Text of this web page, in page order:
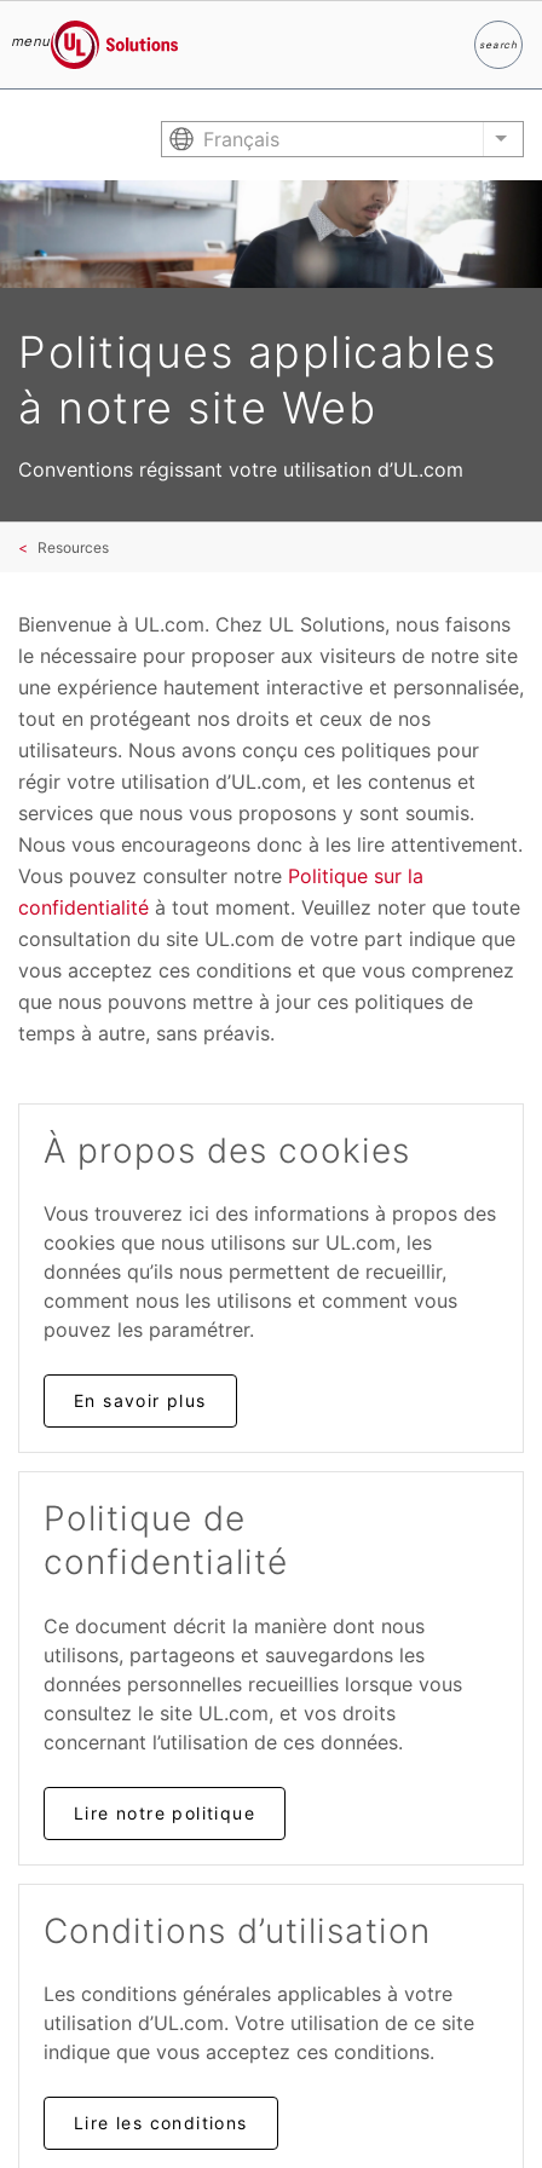
menu
UL Solutions
searchSearch
Français List
Politiques applicables
à notre site Web
Conventions régissant votre utilisation d’UL.com
Resources
Bienvenue à UL.com. Chez UL Solutions, nous faisons
le nécessaire pour proposer aux visiteurs de notre site
une expérience hautement interactive et personnalisée,
tout en protégeant nos droits et ceux de nos
utilisateurs. Nous avons conçu ces politiques pour
régir votre utilisation d’UL.com, et les contenus et
services que nous vous proposons y sont soumis.
Nous vous encourageons donc à les lire attentivement.
Vous pouvez consulter notre Politique sur la
confidentialité à tout moment. Veuillez noter que toute
consultation du site UL.com de votre part indique que
vous acceptez ces conditions et que vous comprenez
que nous pouvons mettre à jour ces politiques de
temps à autre, sans préavis.
À propos des cookies
Vous trouverez ici des informations à propos des
cookies que nous utilisons sur UL.com, les
données qu’ils nous permettent de recueillir,
comment nous les utilisons et comment vous
pouvez les paramétrer.
En savoir plus
Politique de
confidentialité
Ce document décrit la manière dont nous
utilisons, partageons et sauvegardons les
données personnelles recueillies lorsque vous
consultez le site UL.com, et vos droits
concernant l’utilisation de ces données.
Lire notre politique
Conditions d’utilisation
Les conditions générales applicables à votre
utilisation d’UL.com. Votre utilisation de ce site
indique que vous acceptez ces conditions.
Lire les conditions